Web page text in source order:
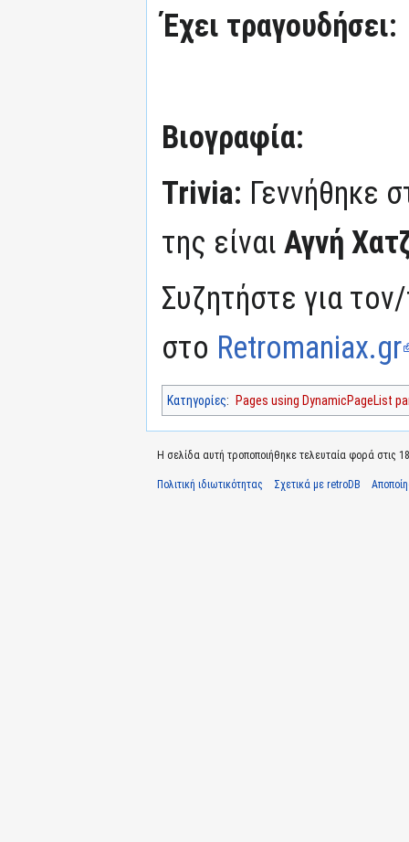
Έχει τραγουδήσει:
Βιογραφία:
Trivia: Γεννήθηκε
της είναι Αγνή
Συζητήστε για
στο Retromaniax.gr
Κατηγορίες: Pages using DynamicPageList
Η σελίδα αυτή τροποποιήθηκε τελευταία φορά στις
Πολιτική ιδιωτικότητας Σχετικά με retroDB